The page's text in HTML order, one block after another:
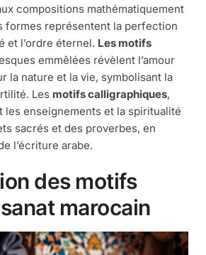
compositions mathématiquement
formes représentent la perfection
et l’ordre éternel. Les motifs
emmêlées révèlent l’amour
la nature et la vie, symbolisant la
Les motifs calligraphiques,
les enseignements et la spiritualité
sacrés et des proverbes, en
l’écriture arabe.
des motifs
marocain